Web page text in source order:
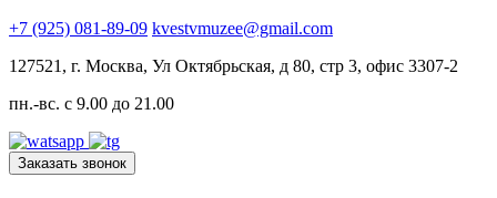
+7 (925) 081-89-09 kvestvmuzee@gmail.com
127521, г. Москва, Ул Октябрьская, д 80, стр 3, офис 3307-2
пн.-вс. с 9.00 до 21.00
Заказать звонок